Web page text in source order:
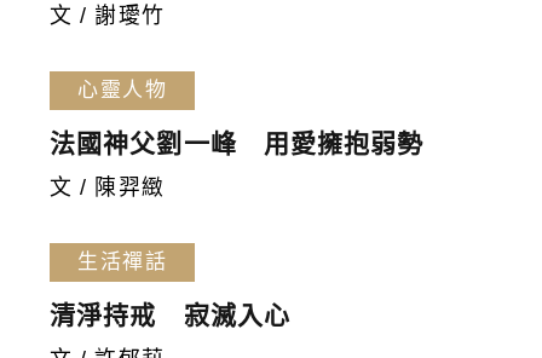
文 / 謝璦竹
心靈人物
法國神父劉一峰 用愛擁抱弱勢
文 / 陳羿緻
生活禪話
清淨持戒 寂滅入心